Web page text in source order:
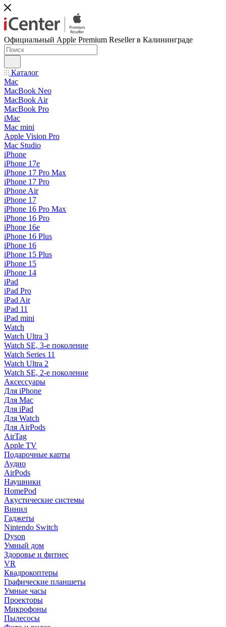
Официальный Apple Premium Reseller в Калининграде
Каталог
Mac
MacBook Neo
MacBook Air
MacBook Pro
iMac
Mac mini
Apple Vision Pro
Mac Studio
iPhone
iPhone 17e
iPhone 17 Pro Max
iPhone 17 Pro
iPhone Air
iPhone 17
iPhone 16 Pro Max
iPhone 16 Pro
iPhone 16e
iPhone 16 Plus
iPhone 16
iPhone 15 Plus
iPhone 15
iPhone 14
iPad
iPad Pro
iPad Air
iPad 11
iPad mini
Watch
Watch Ultra 3
Watch SE, 3-е поколение
Watch Series 11
Watch Ultra 2
Watch SE, 2-е поколение
Аксессуары
Для iPhone
Для Mac
Для iPad
Для Watch
Для AirPods
AirTag
Apple TV
Подарочные карты
Аудио
AirPods
Наушники
HomePod
Акустические системы
Винил
Гаджеты
Nintendo Switch
Dyson
Умный дом
Здоровье и фитнес
VR
Квадрокоптеры
Графические планшеты
Умные часы
Проекторы
Микрофоны
Пылесосы